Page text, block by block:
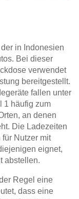
in Indonesien
Bei dieser
verwendet
bereitgestellt.
fallen unter
1 häufig zum
an denen
Die Ladezeiten
Nutzer mit
eignet,
abstellen.
Regel eine
dass eine